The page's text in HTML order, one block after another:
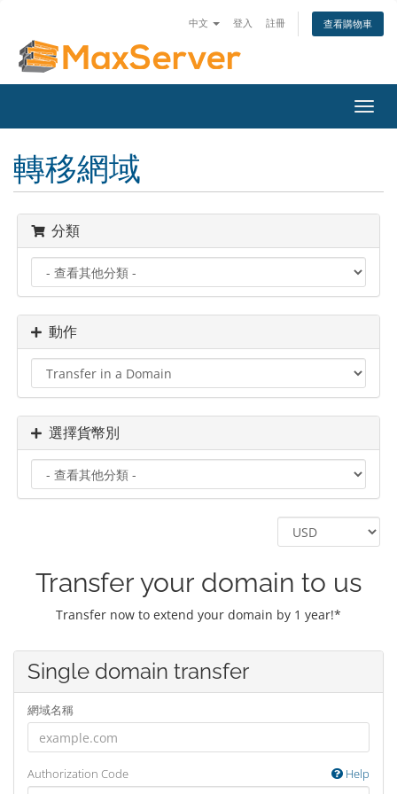
中文 登入 註冊 查看購物車
轉移網域
分類
動作
選擇貨幣別
Transfer your domain to us
Transfer now to extend your domain by 1 year!*
Single domain transfer
網域名稱
Authorization Code Help